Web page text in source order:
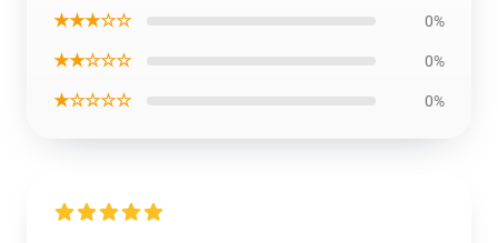
★★★☆☆ 0%
★★☆☆☆ 0%
★☆☆☆☆ 0%